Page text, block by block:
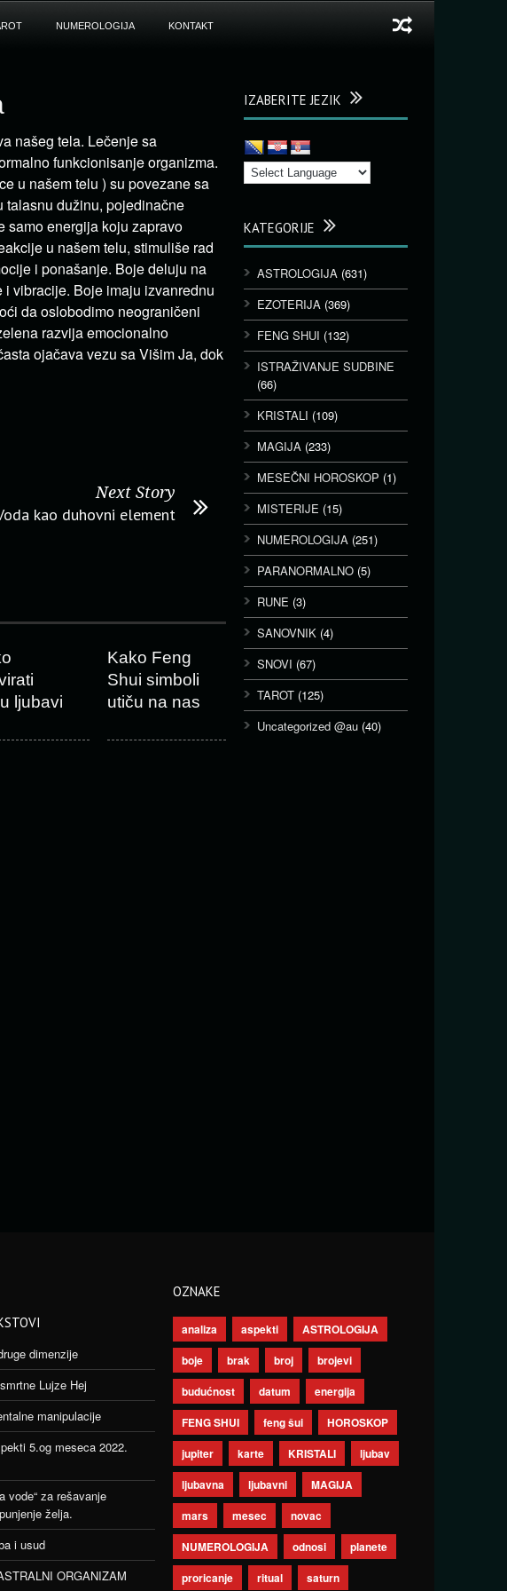
NUMEROLOGIJA KONTAKT
našeg tela. Lečenje sa
funkcionisanje organizma.
u našem telu ) su povezane sa
talasnu dužinu, pojedinačne
samo energija koju zapravo
u našem telu, stimuliše rad
i ponašanje. Boje deluju na
vibracije. Boje imaju izvanrednu
da oslobodimo neograničeni
razvija emocionalno
ojačava vezu sa Višim Ja, dok
Next Story
kao duhovni element
ljubavi
Kako Feng
Shui simboli
utiču na nas
IZABERITE JEZIK
KATEGORIJE
ASTROLOGIJA (631)
EZOTERIJA (369)
FENG SHUI (132)
ISTRAŽIVANJE SUDBINE
(66)
KRISTALI (109)
MAGIJA (233)
MESEČNI HOROSKOP (1)
MISTERIJE (15)
NUMEROLOGIJA (251)
PARANORMALNO (5)
RUNE (3)
SANOVNIK (4)
SNOVI (67)
TAROT (125)
Uncategorized @au (40)
dimenzije
Lujze Hej
manipulacije
5.og meseca 2022.
vode“ za rešavanje
želja.
i usud
ORGANIZAM
OZNAKE
analiza aspekti
ASTROLOGIJA
boje
brak broj
brojevi
budućnost
datum
energija
FENG SHUI
feng šui
HOROSKOP
jupiter
karte KRISTALI
ljubav
ljubavna
ljubavni
MAGIJA
mars
mesec
novac
NUMEROLOGIJA
odnosi
planete
proricanje
ritual saturn